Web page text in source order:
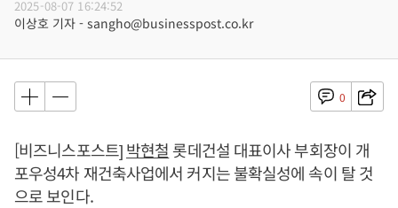
2025-08-07 16:24:52
이상호 기자 - sangho@businesspost.co.kr
0
[비즈니스포스트]박현철롯데건설 대표이사 부회장이 개
포우성4차 재건축사업에서 커지는 불확실성에 속이 탈 것
으로 보인다.